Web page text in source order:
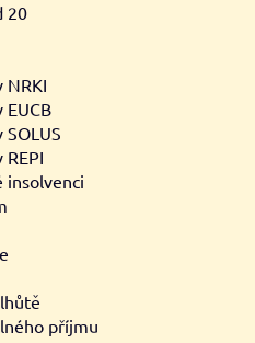
20
NRKI
EUCB
REPI
insolvenci
příjmu